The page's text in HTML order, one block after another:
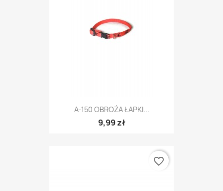
A-150 OBROŻA ŁAPKI...
9,99 zł
favorite_border